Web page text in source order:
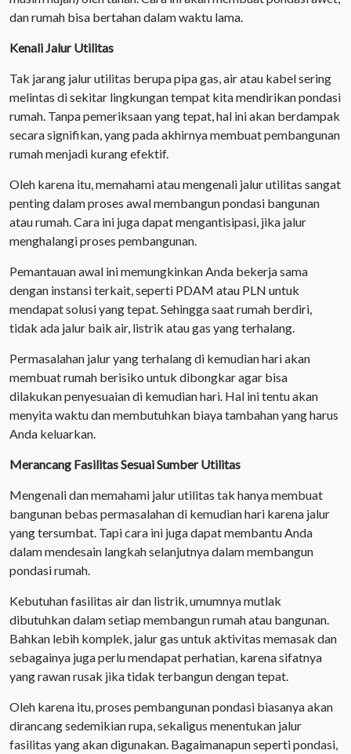
dan rumah bisa bertahan dalam waktu lama.
Kenali Jalur Utilitas
Tak jarang jalur utilitas berupa pipa gas, air atau kabel sering
melintas di sekitar lingkungan tempat kita mendirikan pondasi
rumah. Tanpa pemeriksaan yang tepat, hal ini akan berdampak
secara signifikan, yang pada akhirnya membuat pembangunan
rumah menjadi kurang efektif.
Oleh karena itu, memahami atau mengenali jalur utilitas sangat
penting dalam proses awal membangun pondasi bangunan
atau rumah. Cara ini juga dapat mengantisipasi, jika jalur
menghalangi proses pembangunan.
Pemantauan awal ini memungkinkan Anda bekerja sama
dengan instansi terkait, seperti PDAM atau PLN untuk
mendapat solusi yang tepat. Sehingga saat rumah berdiri,
tidak ada jalur baik air, listrik atau gas yang terhalang.
Permasalahan jalur yang terhalang di kemudian hari akan
membuat rumah berisiko untuk dibongkar agar bisa
dilakukan penyesuaian di kemudian hari. Hal ini tentu akan
menyita waktu dan membutuhkan biaya tambahan yang harus
Anda keluarkan.
Merancang Fasilitas Sesuai Sumber Utilitas
Mengenali dan memahami jalur utilitas tak hanya membuat
bangunan bebas permasalahan di kemudian hari karena jalur
yang tersumbat. Tapi cara ini juga dapat membantu Anda
dalam mendesain langkah selanjutnya dalam membangun
pondasi rumah.
Kebutuhan fasilitas air dan listrik, umumnya mutlak
dibutuhkan dalam setiap membangun rumah atau bangunan.
Bahkan lebih komplek, jalur gas untuk aktivitas memasak dan
sebagainya juga perlu mendapat perhatian, karena sifatnya
yang rawan rusak jika tidak terbangun dengan tepat.
Oleh karena itu, proses pembangunan pondasi biasanya akan
dirancang sedemikian rupa, sekaligus menentukan jalur
fasilitas yang akan digunakan. Bagaimanapun seperti pondasi,